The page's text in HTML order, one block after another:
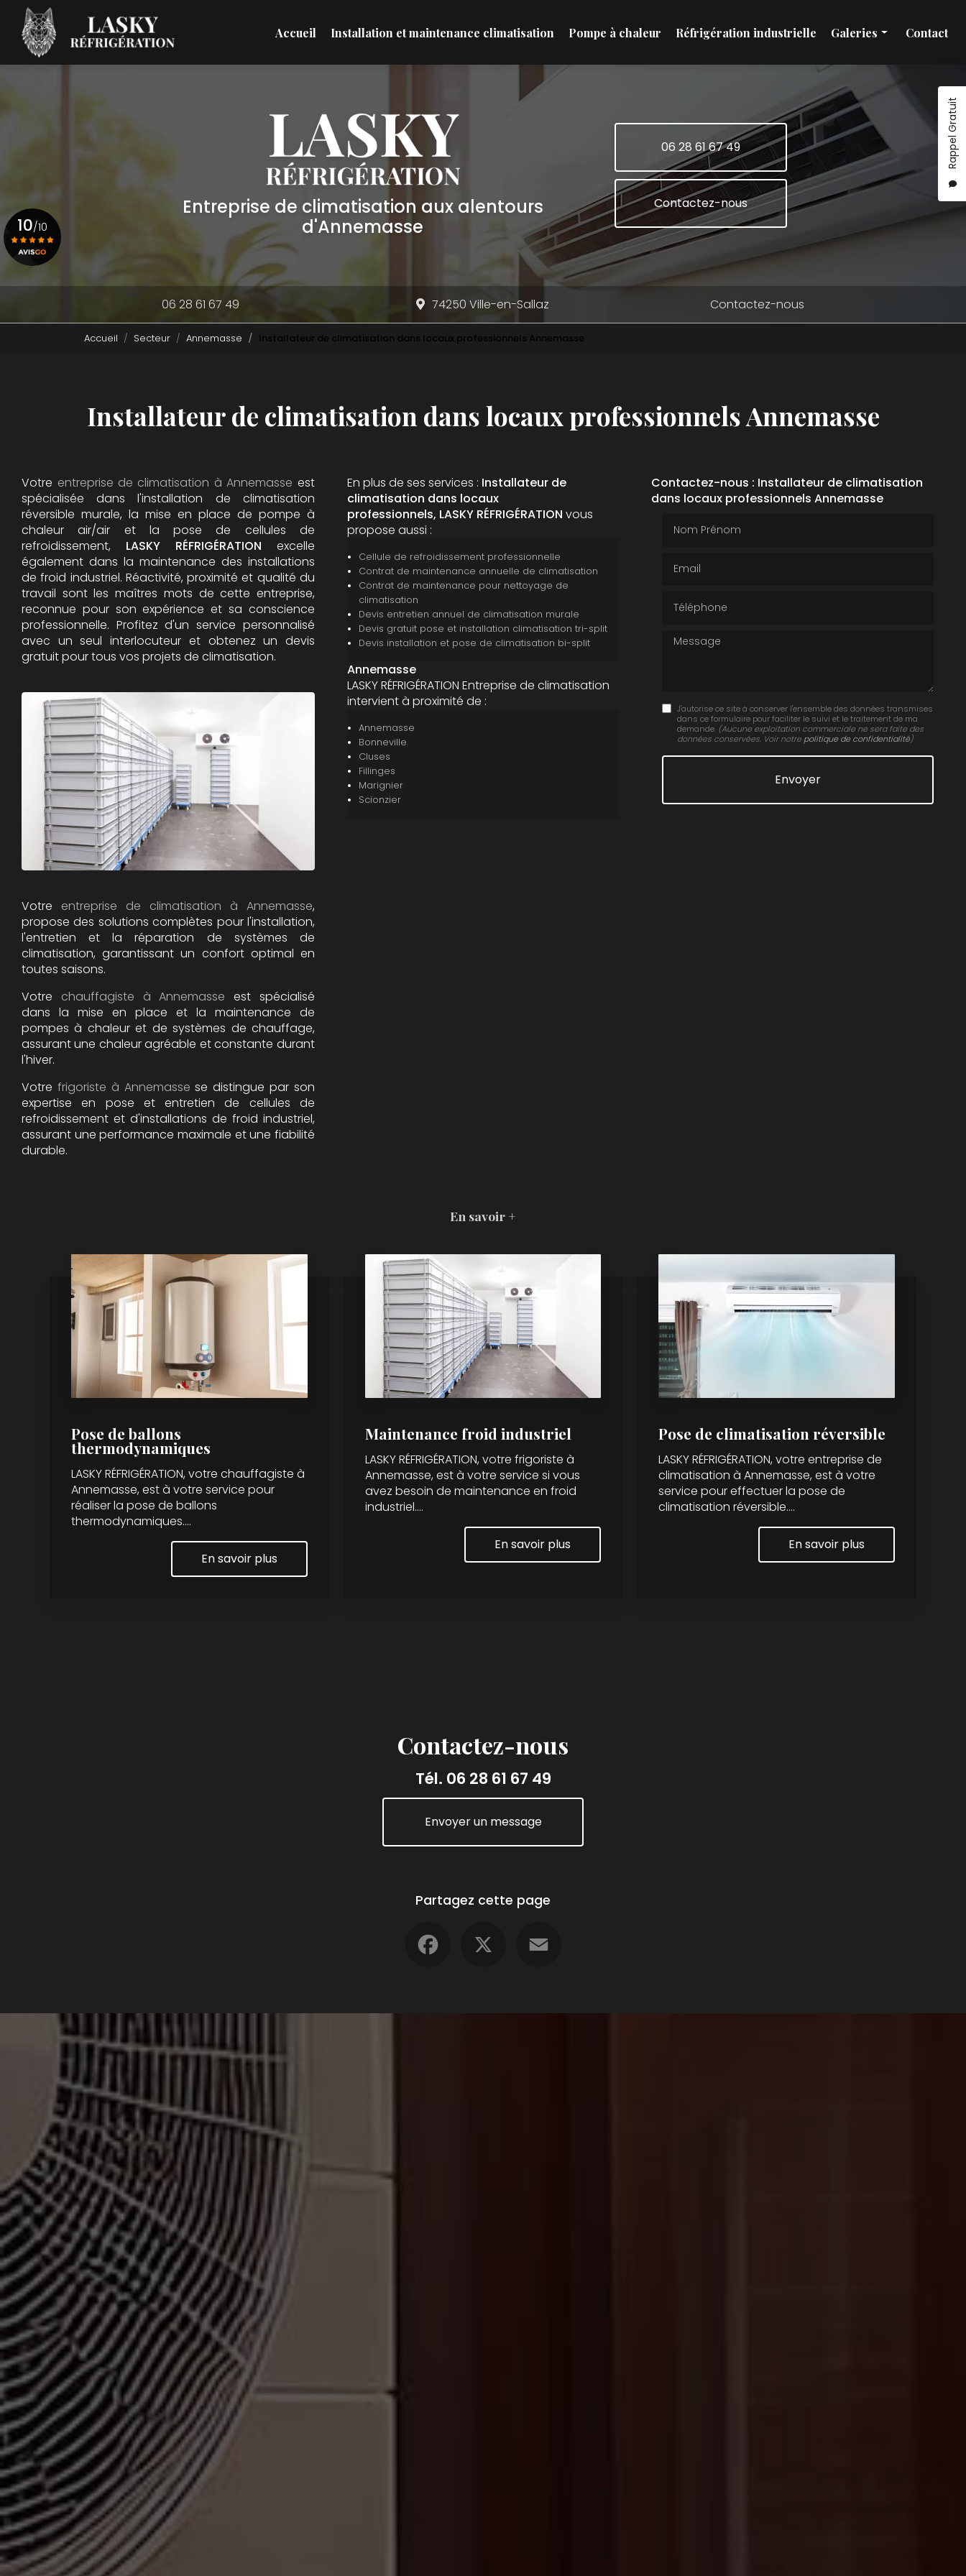
contenu
principal
Rappel Gratuit
Accueil
Installation et maintenance climatisation Pompe à chaleur Réfrigération industrielle Galeries
Installation et maintenance climatisation
Pompe à chaleur
Réfrigération industrielle
Contact
Entreprise de climatisation aux alentours
d'Annemasse
06 28 61 67 49
Contactez-nous
06 28 61 67 49 74250 Ville-en-Sallaz Contactez-nous
10/10
Accueil Secteur Annemasse Installateur de climatisation dans locaux professionnels Annemasse
Installateur de climatisation dans locaux professionnels Annemasse
Votre entreprise de climatisation à Annemasse est
spécialisée dans l'installation de climatisation
réversible murale, la mise en place de pompe à
chaleur air/air et la pose de cellules de
refroidissement, LASKY RÉFRIGÉRATION excelle
également dans la maintenance des installations
de froid industriel. Réactivité, proximité et qualité du
travail sont les maîtres mots de cette entreprise,
reconnue pour son expérience et sa conscience
professionnelle. Profitez d'un service personnalisé
avec un seul interlocuteur et obtenez un devis
gratuit pour tous vos projets de climatisation.
Votre entreprise de climatisation à Annemasse,
propose des solutions complètes pour l'installation,
l'entretien et la réparation de systèmes de
climatisation, garantissant un confort optimal en
toutes saisons.
Votre chauffagiste à Annemasse est spécialisé
dans la mise en place et la maintenance de
pompes à chaleur et de systèmes de chauffage,
assurant une chaleur agréable et constante durant
l'hiver.
Votre frigoriste à Annemasse se distingue par son
expertise en pose et entretien de cellules de
refroidissement et d'installations de froid industriel,
assurant une performance maximale et une fiabilité
durable.
En plus de ses services : Installateur de
climatisation dans locaux
professionnels, LASKY RÉFRIGÉRATION vous
propose aussi :
Cellule de refroidissement professionnelle
Contrat de maintenance annuelle de climatisation
Contrat de maintenance pour nettoyage de
climatisation
Devis entretien annuel de climatisation murale
Devis gratuit pose et installation climatisation tri-split
Devis installation et pose de climatisation bi-split
Annemasse
LASKY RÉFRIGÉRATION Entreprise de climatisation
intervient à proximité de :
Annemasse
Bonneville
Cluses
Fillinges
Marignier
Scionzier
Contactez-nous : Installateur de climatisation
dans locaux professionnels Annemasse
Message
J'autorise ce site à conserver l'ensemble des données transmises
dans ce formulaire pour faciliter le suivi et le traitement de ma
demande. (Aucune exploitation commerciale ne sera faite des
données conservées. Voir notre politique de confidentialité)
En savoir +
Pose de ballons
thermodynamiques
LASKY RÉFRIGÉRATION, votre chauffagiste à
Annemasse, est à votre service pour
réaliser la pose de ballons
thermodynamiques....
En savoir plus
Maintenance froid industriel
LASKY RÉFRIGÉRATION, votre frigoriste à
Annemasse, est à votre service si vous
avez besoin de maintenance en froid
industriel....
En savoir plus
Pose de climatisation réversible
LASKY RÉFRIGÉRATION, votre entreprise de
climatisation à Annemasse, est à votre
service pour effectuer la pose de
climatisation réversible....
En savoir plus
Contactez-nous
Tél. 06 28 61 67 49
Envoyer un message
Partagez cette page